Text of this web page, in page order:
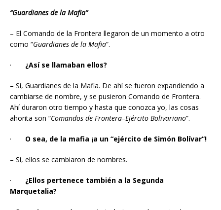
“Guardianes de la Mafia”
– El Comando de la Frontera llegaron de un momento a otro
como “Guardianes de la Mafia”.
· ¿Así se llamaban ellos?
– Sí, Guardianes de la Mafia. De ahí se fueron expandiendo a
cambiarse de nombre, y se pusieron Comando de Frontera.
Ahí duraron otro tiempo y hasta que conozca yo, las cosas
ahorita son “Comandos de Frontera–Ejército Bolivariano”.
· O sea, de la mafia ¡a un “ejército de Simón Bolívar”!
– Sí, ellos se cambiaron de nombres.
· ¿Ellos pertenece también a la Segunda
Marquetalia?